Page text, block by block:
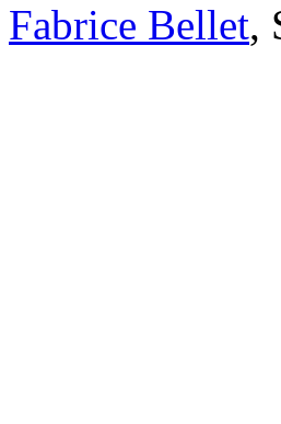
Fabrice Bellet,